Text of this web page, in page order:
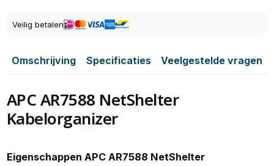
Veilig betalen
Omschrijving Specificaties Veelgestelde vragen
APC AR7588 NetShelter
Kabelorganizer
Eigenschappen APC AR7588 NetShelter